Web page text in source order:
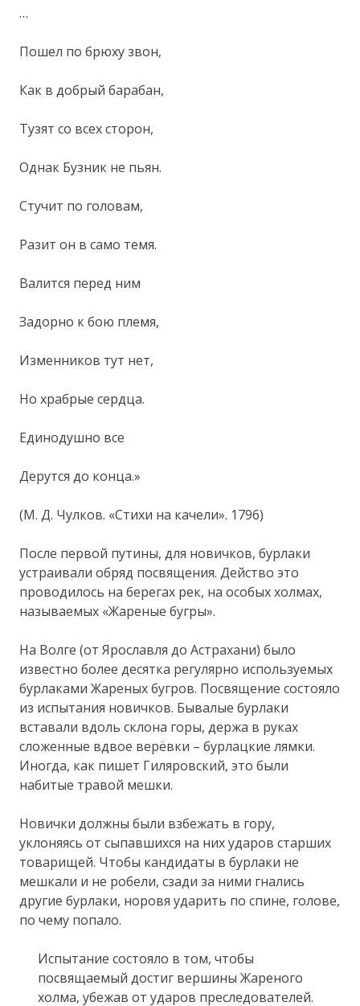
…
Пошел по брюху звон,
Как в добрый барабан,
Тузят со всех сторон,
Однак Бузник не пьян.
Стучит по головам,
Разит он в само темя.
Валится перед ним
Задорно к бою племя,
Изменников тут нет,
Но храбрые сердца.
Единодушно все
Дерутся до конца.»
(М. Д. Чулков. «Стихи на качели». 1796)
После первой путины, для новичков, бурлаки
устраивали обряд посвящения. Действо это
проводилось на берегах рек, на особых холмах,
называемых «Жареные бугры».
На Волге (от Ярославля до Астрахани) было
известно более десятка регулярно используемых
бурлаками Жареных бугров. Посвящение состояло
из испытания новичков. Бывалые бурлаки
вставали вдоль склона горы, держа в руках
сложенные вдвое верёвки – бурлацкие лямки.
Иногда, как пишет Гиляровский, это были
набитые травой мешки.
Новички должны были взбежать в гору,
уклоняясь от сыпавшихся на них ударов старших
товарищей. Чтобы кандидаты в бурлаки не
мешкали и не робели, сзади за ними гнались
другие бурлаки, норовя ударить по спине, голове,
по чему попало.
Испытание состояло в том, чтобы
посвящаемый достиг вершины Жареного
холма, убежав от ударов преследователей.